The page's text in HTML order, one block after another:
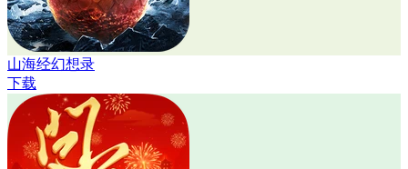
山海经幻想录
下载